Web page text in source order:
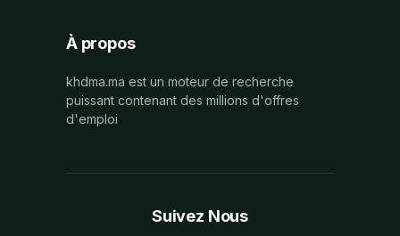
À propos
khdma.ma est un moteur de recherche
puissant contenant des millions d'offres
d'emploi
Suivez Nous